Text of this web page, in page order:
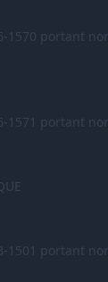
1570 portant
1571 portant
1501 portant